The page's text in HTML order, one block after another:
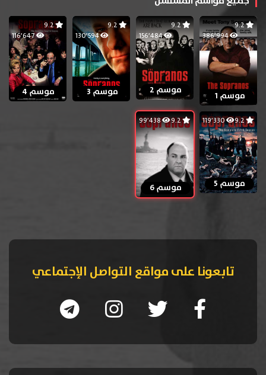
9.2
386٬994
موسم 1
9.2
156٬484
موسم 2
9.2
130٬594
موسم 3
9.2
116٬647
موسم 4
9.2 119٬330
موسم 5
9.2 99٬438
موسم 6
تابعونا على مواقع التواصل الإجتماعي